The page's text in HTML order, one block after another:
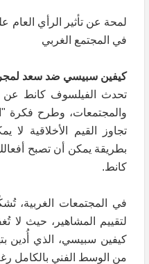
لمحة عن تأثير الرأي العام
في المجتمع الغربي
كيفين سبيسي ضد سعد
تحدث الفيلسوف كانط عن
والمجتمعات، وطرح فكرة
تجاوز القيم الأخلاقية
بطريقة يمكن أن تصبح أفعالك
كانط.
في المجتمعات الغربية،
لتقييم المشاهير، حيث لا
كيفين سبيسي، الذي أُدين
من الوسط الفني بالكامل